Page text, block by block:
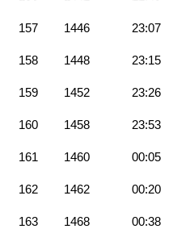
157 1446 23:07
158 1448 23:15
159 1452 23:26
160 1458 23:53
161 1460 00:05
162 1462 00:20
163 1468 00:38